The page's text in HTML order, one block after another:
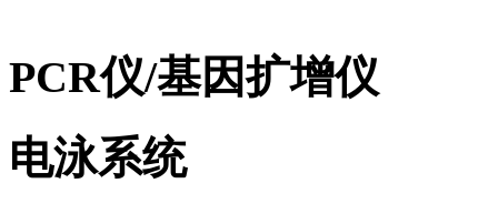
PCR仪/基因扩增仪
电泳系统